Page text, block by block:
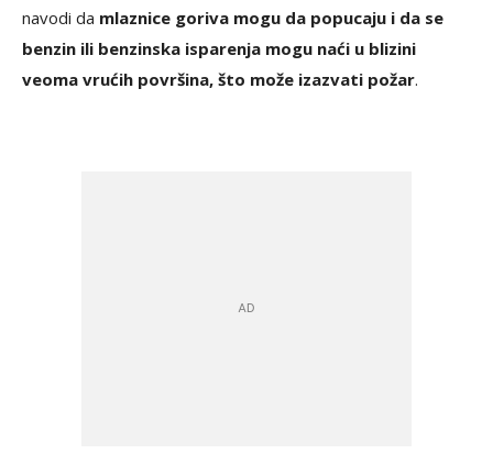
navodi da mlaznice goriva mogu da popucaju i da se
benzin ili benzinska isparenja mogu naći u blizini
veoma vrućih površina, što može izazvati požar.